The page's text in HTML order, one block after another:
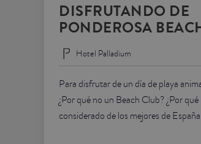
DISFRUTANDO DE
PONDEROSA
Hotel Palladium
Para disfrutar de un día de playa
¿Por qué no un Beach Club? ¿Por
considerado de los mejores de